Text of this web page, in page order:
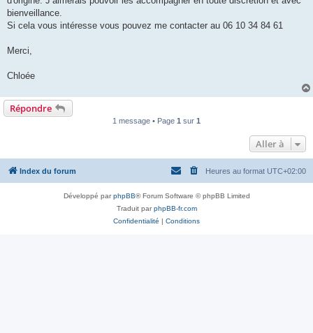
bienveillance.
Si cela vous intéresse vous pouvez me contacter au 06 10 34 84 61
Merci,
Chloée
Répondre
1 message • Page 1 sur 1
Aller à
Index du forum Heures au format UTC+02:00
Développé parphpBB® Forum Software © phpBB Limited
Traduit parphpBB-fr.com
Confidentialité | Conditions